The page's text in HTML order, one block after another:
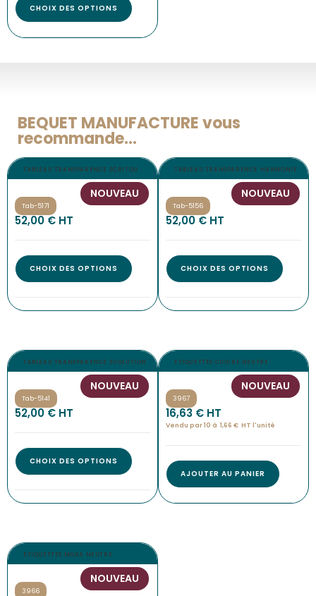
CHOIX DES OPTIONS
BEQUET MANUFACTURE vous
recommande...
TABLEAU TRANSPARENCE ECRITOU
NOUVEAU
Tab-5171
52,00 € HT
CHOIX DES OPTIONS
TABLEAU TRANSPARENCE HARMONIE
NOUVEAU
Tab-5156
52,00 € HT
CHOIX DES OPTIONS
TABLEAU TRANSPARENCE EVOLUTION
NOUVEAU
Tab-5141
52,00 € HT
CHOIX DES OPTIONS
ETIQUETTES CUIVRE NEUTRE
NOUVEAU
3967
16,63 € HT
Vendu par 10 à 1,66 € HT l'unité
AJOUTER AU PANIER
ETIQUETTES MOKA NEUTRE
NOUVEAU
3966